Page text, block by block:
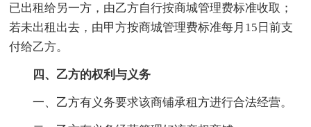
已出租给另一方，由乙方自行按商城管理费标准收取；
若未出租出去，由甲方按商城管理费标准每月15日前支
付给乙方。
四、乙方的权利与义务
一、乙方有义务要求该商铺承租方进行合法经营。